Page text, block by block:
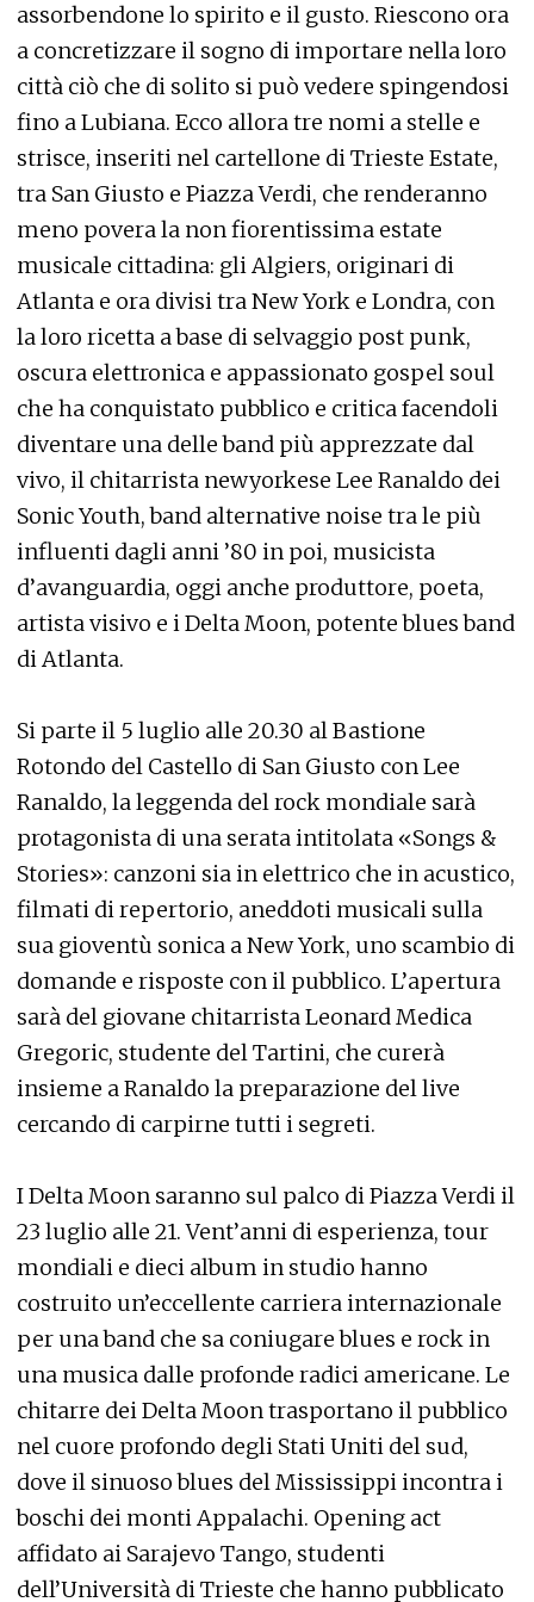
assorbendone lo spirito e il gusto. Riescono ora
a concretizzare il sogno di importare nella loro
città ciò che di solito si può vedere spingendosi
fino a Lubiana. Ecco allora tre nomi a stelle e
strisce, inseriti nel cartellone di Trieste Estate,
tra San Giusto e Piazza Verdi, che renderanno
meno povera la non fiorentissima estate
musicale cittadina: gli Algiers, originari di
Atlanta e ora divisi tra New York e Londra, con
la loro ricetta a base di selvaggio post punk,
oscura elettronica e appassionato gospel soul
che ha conquistato pubblico e critica facendoli
diventare una delle band più apprezzate dal
vivo, il chitarrista newyorkese Lee Ranaldo dei
Sonic Youth, band alternative noise tra le più
influenti dagli anni ’80 in poi, musicista
d’avanguardia, oggi anche produttore, poeta,
artista visivo e i Delta Moon, potente blues band
di Atlanta.
Si parte il 5 luglio alle 20.30 al Bastione
Rotondo del Castello di San Giusto con Lee
Ranaldo, la leggenda del rock mondiale sarà
protagonista di una serata intitolata «Songs &
Stories»: canzoni sia in elettrico che in acustico,
filmati di repertorio, aneddoti musicali sulla
sua gioventù sonica a New York, uno scambio di
domande e risposte con il pubblico. L’apertura
sarà del giovane chitarrista Leonard Medica
Gregoric, studente del Tartini, che curerà
insieme a Ranaldo la preparazione del live
cercando di carpirne tutti i segreti.
I Delta Moon saranno sul palco di Piazza Verdi il
23 luglio alle 21. Vent’anni di esperienza, tour
mondiali e dieci album in studio hanno
costruito un’eccellente carriera internazionale
per una band che sa coniugare blues e rock in
una musica dalle profonde radici americane. Le
chitarre dei Delta Moon trasportano il pubblico
nel cuore profondo degli Stati Uniti del sud,
dove il sinuoso blues del Mississippi incontra i
boschi dei monti Appalachi. Opening act
affidato ai Sarajevo Tango, studenti
dell’Università di Trieste che hanno pubblicato